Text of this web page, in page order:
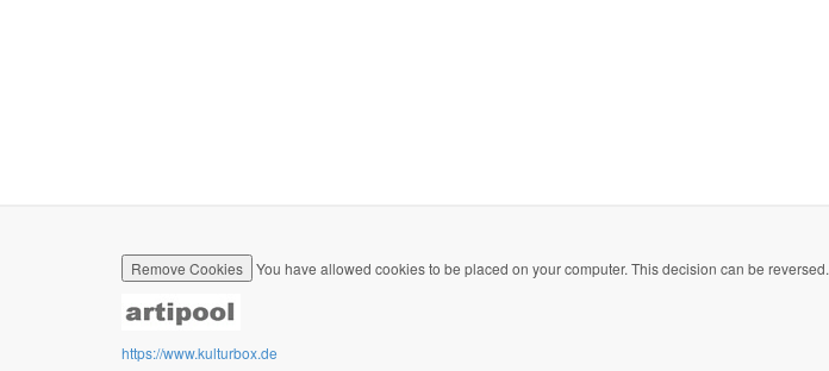
Remove Cookies You have allowed cookies to be placed on your computer. This decision can be reversed.
https://www.kulturbox.de